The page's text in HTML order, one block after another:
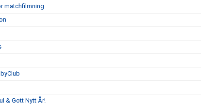
matchfilmning
& Gott Nytt År!